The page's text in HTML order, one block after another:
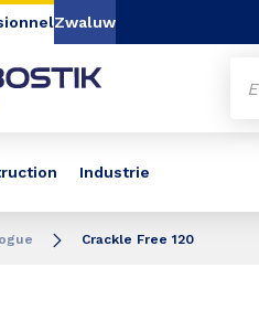
Aller au menu Aller
Zwaluw
Industrie
Crackle Free 120